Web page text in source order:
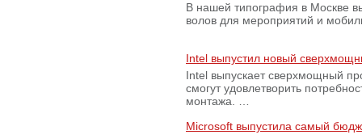
В нашей типография в Москве
волов для мероприятий и
Intel выпустил новый
Intel выпускает сверхмощный
смогут удовлетворить
монтажа. …
Microsoft выпустила самый